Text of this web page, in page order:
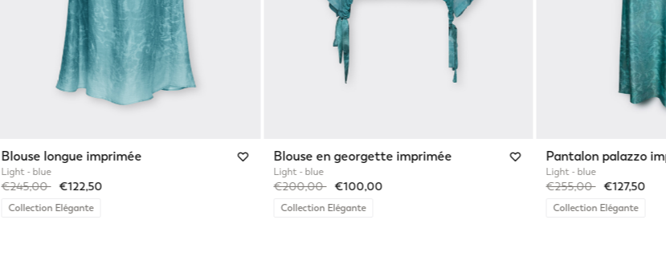
Blouse longue imprimée
Light - blue
Price reduced from
€245,00to€122,50
Collection Elégante
Blouse en georgette imprimée
Light - blue
Price reduced from
€200,00to€100,00
Collection Elégante
Pantalon palazzo
Light - blue
Price reduced from
€255,00to€127,50
Collection Elégante